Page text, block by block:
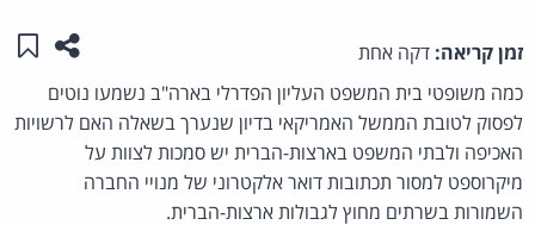
זמן קריאה: דקה אחת שתפו
כמה משופטי בית המשפט העליון הפדרלי בארה"ב נשמעו נוטים
לפסוק לטובת הממשל האמריקאי בדיון שנערך בשאלה האם לרשויות
האכיפה ולבתי המשפט בארצות-הברית יש סמכות לצוות על
מיקרוספט למסור תכתובות דואר אלקטרוני של מנויי החברה
השמורות בשרתים מחוץ לגבולות ארצות-הברית.